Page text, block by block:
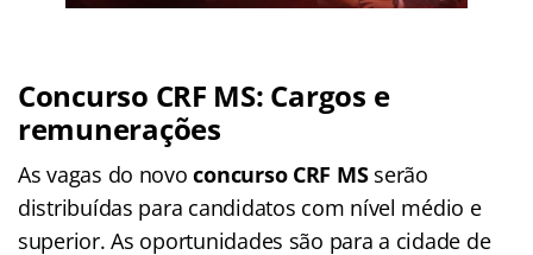
Concurso CRF MS: Cargos e
remunerações
As vagas do novoconcurso CRF MSserão
distribuídas para candidatos com nível médio e
superior. As oportunidades são para a cidade de